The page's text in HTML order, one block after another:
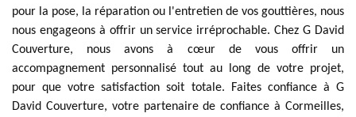
pour la pose, la réparation ou l'entretien de vos gouttières, nous
nous engageons à offrir un service irréprochable. Chez G David
Couverture, nous avons à cœur de vous offrir un
accompagnement personnalisé tout au long de votre projet,
pour que votre satisfaction soit totale. Faites confiance à G
David Couverture, votre partenaire de confiance à Cormeilles,